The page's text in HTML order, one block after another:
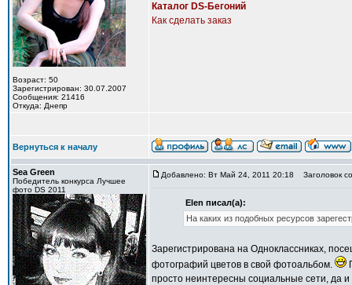
Возраст: 50
Зарегистрирован: 30.07.2007
Сообщения: 21416
Откуда: Днепр
Каталог DS-Бегоний
Как сделать заказ
Вернуться к началу
Sea Green
Победитель конкурса Лучшее
фото DS 2011
Добавлено: Вт Май 24, 2011 20:18 Заголовок
Elen писал(а):
На каких из подобных ресурсов
Зарегистрирована на Одноклассниках,
фотографий цветов в свой фотоальбом.
просто неинтересны социальные сети, да